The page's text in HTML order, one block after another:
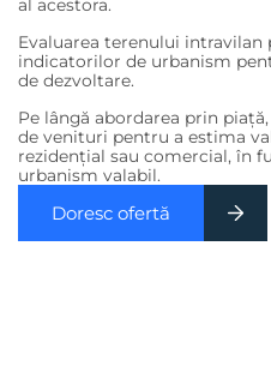
al acestora.
Evaluarea terenului
indicatorilor de urbanism
de dezvoltare.
Pe lângă abordarea prin
de venituri pentru a estima
rezidenţial sau comercial, în
urbanism valabil.
Doresc ofertă